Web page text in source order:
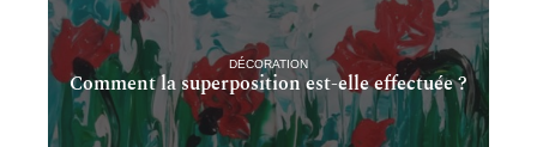
DÉCORATION
Comment la superposition est-elle effectuée ?